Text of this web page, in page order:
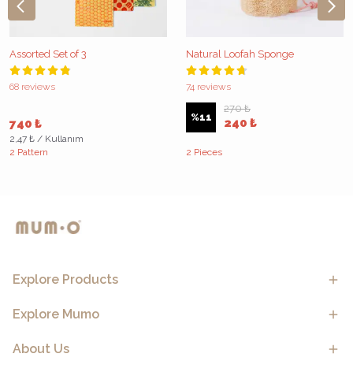
Assorted Set of 3
68 reviews
740 ₺
2,47 ₺ / Kullanım
2 Pattern
Natural Loofah Sponge
74 reviews
%11
270 ₺
240 ₺
2 Pieces
Explore Products
Explore Mumo
About Us